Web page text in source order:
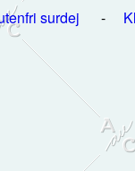
surdej -